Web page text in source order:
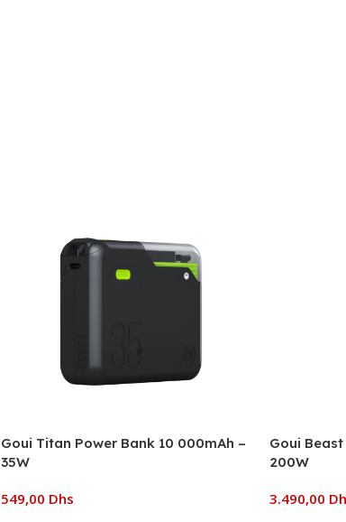
Goui Titan Power Bank 10 000mAh –
35W
549,00 Dhs
Goui
200W
3.490,00